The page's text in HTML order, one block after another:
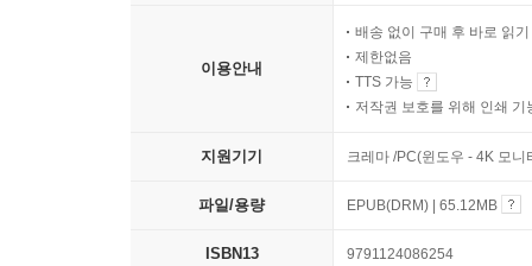
이용안내
배송 없이 구매 후 바로 읽기
제한없음
TTS 가능
저작권 보호를 위해 인쇄 기
지원기기 크레마 /PC(윈도우 - 4K 모
파일/용량 EPUB(DRM) | 65.12MB
ISBN13 9791124086254